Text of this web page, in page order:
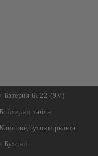
Батерия 6F22 (9V)
Бойлерни табла
Ключове,бутони,релета
Бутони